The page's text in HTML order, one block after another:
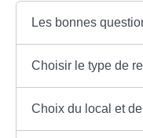
Les bonnes
Choisir le type de
Choix du local et